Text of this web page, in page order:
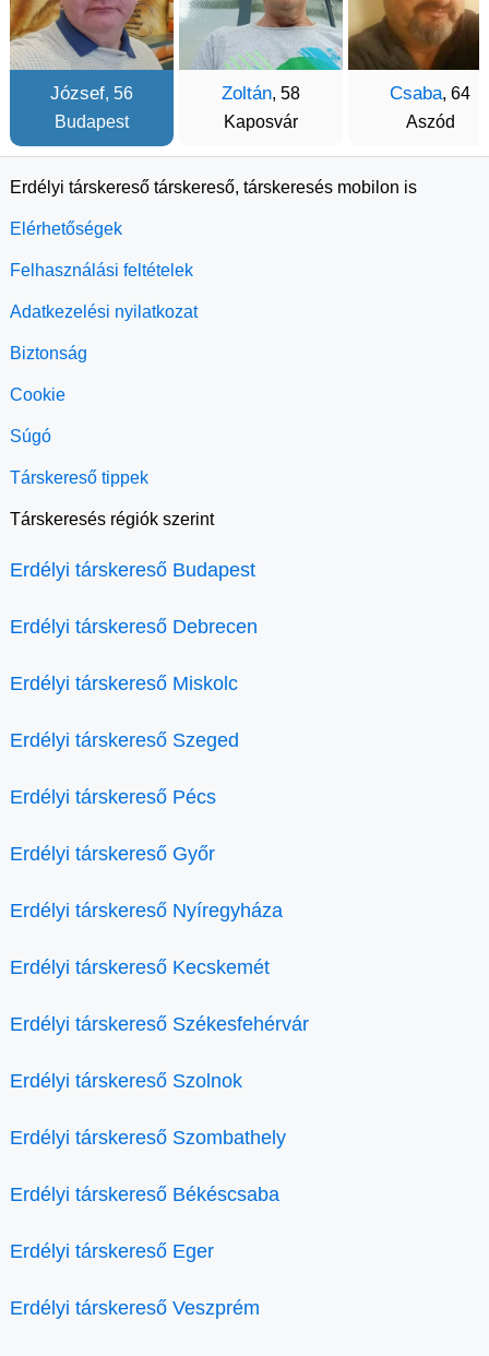
József, 56
Budapest
Zoltán, 58
Kaposvár
Csaba, 64
Aszód
Erdélyi társkereső társkereső, társkeresés mobilon is
Elérhetőségek
Felhasználási feltételek
Adatkezelési nyilatkozat
Biztonság
Cookie
Súgó
Társkereső tippek
Társkeresés régiók szerint
Erdélyi társkereső Budapest
Erdélyi társkereső Debrecen
Erdélyi társkereső Miskolc
Erdélyi társkereső Szeged
Erdélyi társkereső Pécs
Erdélyi társkereső Győr
Erdélyi társkereső Nyíregyháza
Erdélyi társkereső Kecskemét
Erdélyi társkereső Székesfehérvár
Erdélyi társkereső Szolnok
Erdélyi társkereső Szombathely
Erdélyi társkereső Békéscsaba
Erdélyi társkereső Eger
Erdélyi társkereső Veszprém